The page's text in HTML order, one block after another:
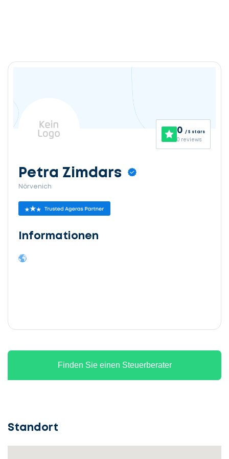
0 / 5 stars
0 reviews
Petra Zimdars
Nörvenich
Informationen
Finden Sie einen Steuerberater
Standort